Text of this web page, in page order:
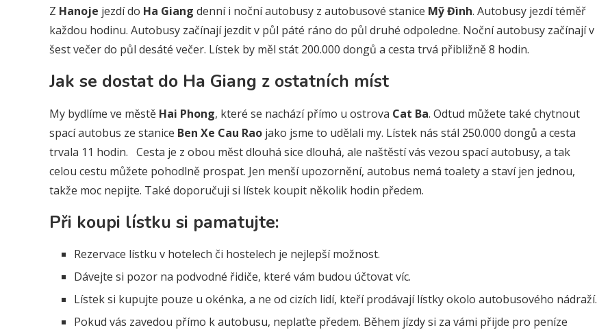
Z Hanoje jezdí do Ha Giang denní i noční autobusy z autobusové stanice Mỹ Đình. Autobusy jezdí téměř
každou hodinu. Autobusy začínají jezdit v půl páté ráno do půl druhé odpoledne. Noční autobusy začínají v
šest večer do půl desáté večer. Lístek by měl stát 200.000 dongů a cesta trvá přibližně 8 hodin.
Jak se dostat do Ha Giang z ostatních míst
My bydlíme ve městě Hai Phong, které se nachází přímo u ostrova Cat Ba. Odtud můžete také chytnout
spací autobus ze stanice Ben Xe Cau Rao jako jsme to udělali my. Lístek nás stál 250.000 dongů a cesta
trvala 11 hodin. Cesta je z obou měst dlouhá sice dlouhá, ale naštěstí vás vezou spací autobusy, a tak
celou cestu můžete pohodlně prospat. Jen menší upozornění, autobus nemá toalety a staví jen jednou,
takže moc nepijte. Také doporučuji si lístek koupit několik hodin předem.
Při koupi lístku si pamatujte:
Rezervace lístku v hotelech či hostelech je nejlepší možnost.
Dávejte si pozor na podvodné řidiče, které vám budou účtovat víc.
Lístek si kupujte pouze u okénka, a ne od cizích lidí, kteří prodávají lístky okolo autobusového nádraží.
Pokud vás zavedou přímo k autobusu, neplaťte předem. Během jízdy si za vámi přijde pro peníze